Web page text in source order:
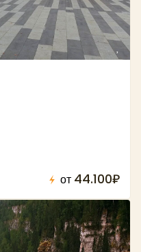
от 44.100₽